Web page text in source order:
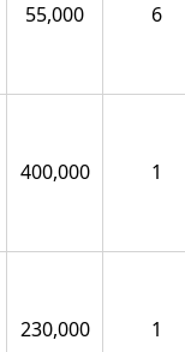
55,000 6
400,000 1
230,000 1